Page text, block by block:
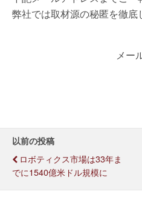
弊社では取材源の秘匿を徹底
メー
以前の投稿
ロボティクス市場は33年ま
でに1540億米ドル規模に